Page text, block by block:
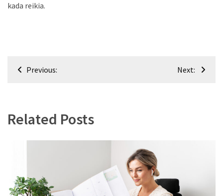
kada reikia.
Navigacija
Previous: Next:
Related Posts